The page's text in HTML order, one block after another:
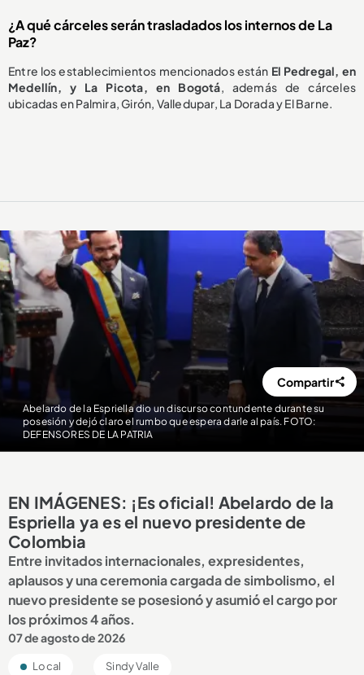
¿A qué cárceles serán trasladados los internos de La
Paz?
Entre los establecimientos mencionados están El Pedregal, en
Medellín, y La Picota, en Bogotá, además de cárceles
ubicadas en Palmira, Girón, Valledupar, La Dorada y El Barne.
Abelardo de la Espriella dio un discurso contundente durante su
posesión y dejó claro el rumbo que espera darle al país. FOTO:
DEFENSORES DE LA PATRIA
Compartir
EN IMÁGENES: ¡Es oficial! Abelardo de la
Espriella ya es el nuevo presidente de
Colombia
Entre invitados internacionales, expresidentes,
aplausos y una ceremonia cargada de simbolismo, el
nuevo presidente se posesionó y asumió el cargo por
los próximos 4 años.
07 de agosto de 2026
Local Sindy Valle